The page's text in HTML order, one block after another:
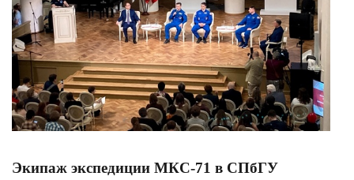
Экипаж экспедиции МКС‑71 в СПбГУ